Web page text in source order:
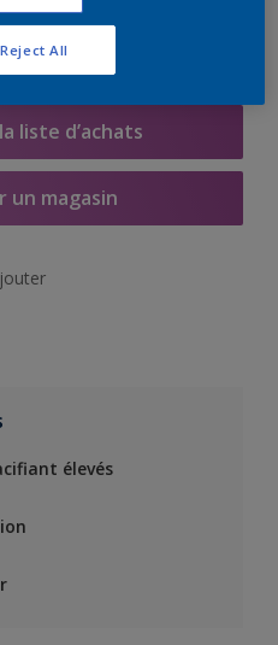
liste d’achats
un magasin
élevés
Reject All